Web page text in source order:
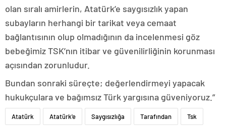
olan sıralı amirlerin, Atatürk’e saygısızlık yapan
subayların herhangi bir tarikat veya cemaat
bağlantısının olup olmadığının da incelenmesi göz
bebeğimiz TSK’nın itibar ve güvenilirliğinin korunması
açısından zorunludur.
Bundan sonraki süreçte; değerlendirmeyi yapacak
hukukçulara ve bağımsız Türk yargısına güveniyoruz.”
Atatürk Atatürk'e Saygısızlığa Tarafından Tsk